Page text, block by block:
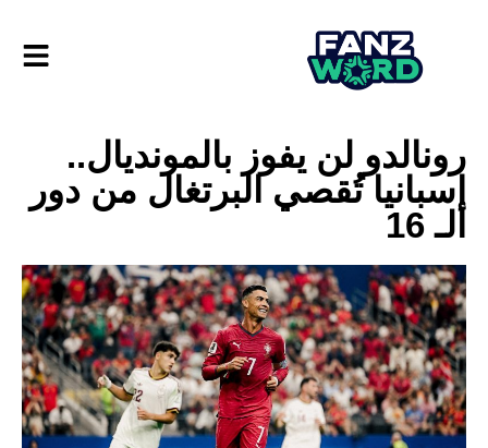
رونالدو لن يفوز بالمونديال..
إسبانيا تُقصي البرتغال من دور
الـ 16